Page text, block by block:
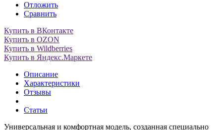
Отложить
Сравнить
Купить в ВКонтакте
Купить в OZON
Купить в Wildberries
Купить в Яндекс.Маркете
Описание
Характеристики
Отзывы
Статьи
Универсальная и комфортная модель, созданная специально